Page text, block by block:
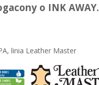
o INK AWAY.
linia Leather Master